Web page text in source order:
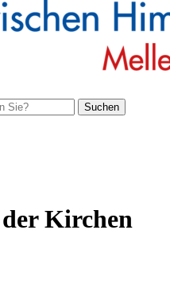
Suchen
der Kirchen